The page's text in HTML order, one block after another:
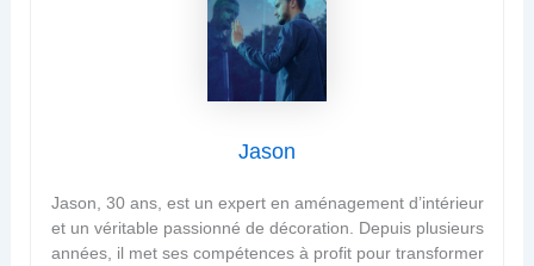
Jason
Jason, 30 ans, est un expert en aménagement d’intérieur
et un véritable passionné de décoration. Depuis plusieurs
années, il met ses compétences à profit pour transformer